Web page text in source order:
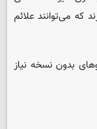
که می‌توانند علائم
بدون نسخه نیاز